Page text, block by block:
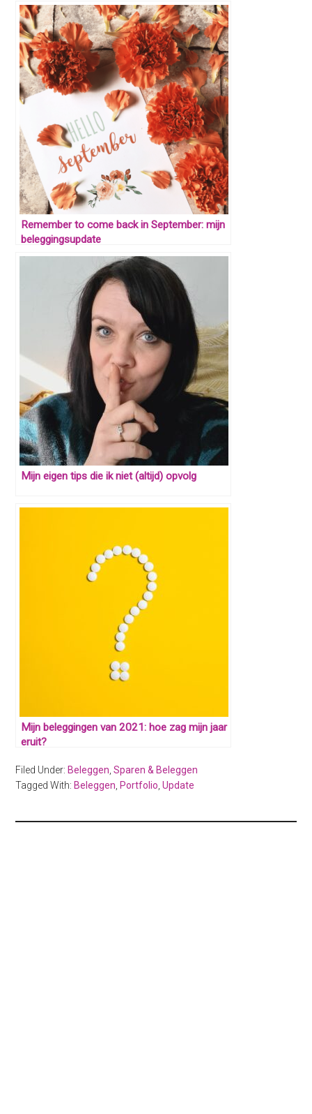
Remember to come back in September: mijn
beleggingsupdate
Mijn eigen tips die ik niet (altijd) opvolg
Mijn beleggingen van 2021: hoe zag mijn jaar
eruit?
Filed Under: Beleggen ,Sparen & Beleggen
Tagged With: Beleggen Portfolio ,Update